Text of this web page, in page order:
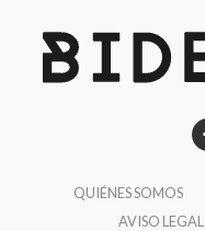
QUIÉNES SOMOS
AVISO LEGAL